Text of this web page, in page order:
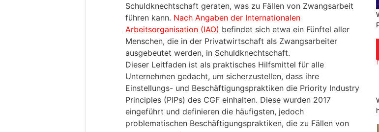
Schuldknechtschaft geraten, was zu Fällen von Zwangsarbeit
führen kann. Nach Angaben der Internationalen
Arbeitsorganisation (IAO) befindet sich etwa ein Fünftel aller
Menschen, die in der Privatwirtschaft als Zwangsarbeiter
ausgebeutet werden, in Schuldknechtschaft.
Dieser Leitfaden ist als praktisches Hilfsmittel für alle
Unternehmen gedacht, um sicherzustellen, dass ihre
Einstellungs- und Beschäftigungspraktiken die Priority Industry
Principles (PIPs) des CGF einhalten. Diese wurden 2017
eingeführt und definieren die häufigsten, jedoch
problematischen Beschäftigungspraktiken, die zu Fällen von